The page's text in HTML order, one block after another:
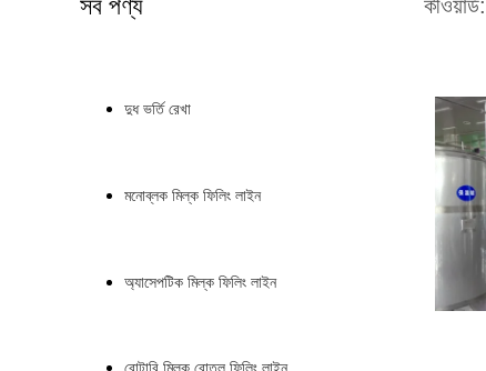
সব পণ্য
দুধ ভর্তি রেখা
মনোব্লক মিল্ক ফিলিং লাইন
অ্যাসেপটিক মিল্ক ফিলিং লাইন
কীওয়ার্ড: